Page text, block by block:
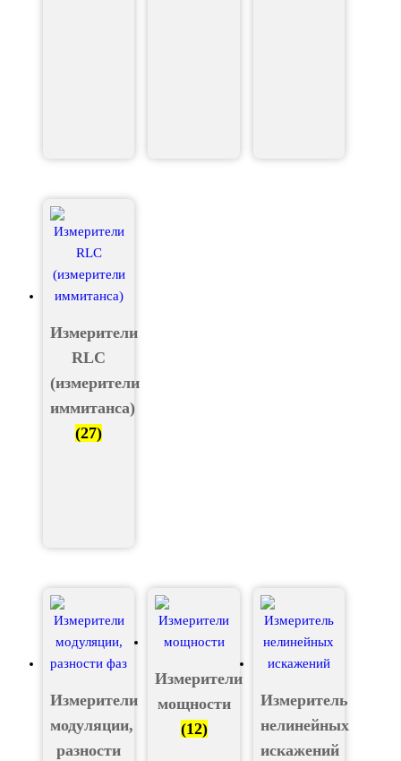
Измерители
RLC
(измерители
иммитанса)
(27)
Измерители
модуляции,
разности
Измерители
мощности
(12)
Измеритель
нелинейных
искажений